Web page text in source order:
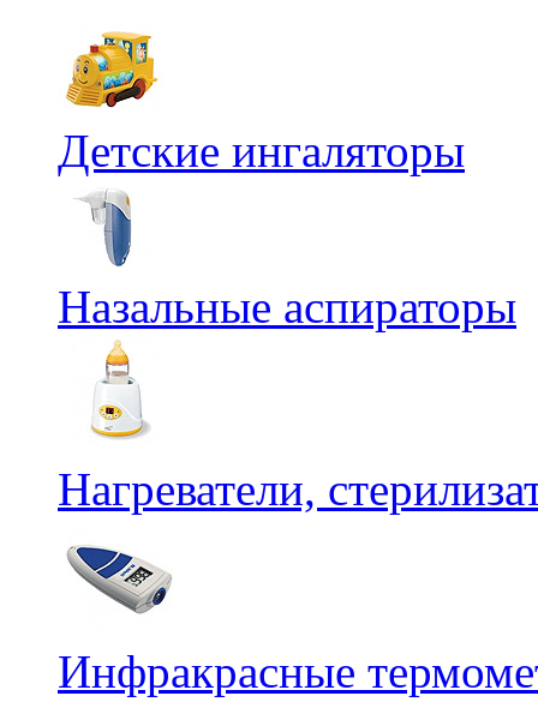
Детские ингаляторы
Назальные аспираторы
Нагреватели,
Инфракрасные